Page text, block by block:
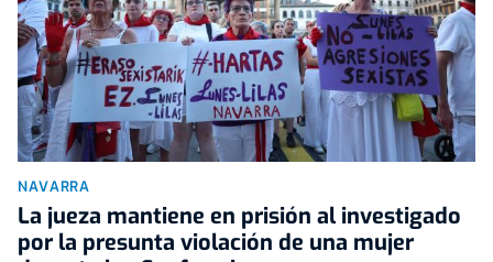
NAVARRA
La jueza mantiene en prisión al investigado
por la presunta violación de una mujer